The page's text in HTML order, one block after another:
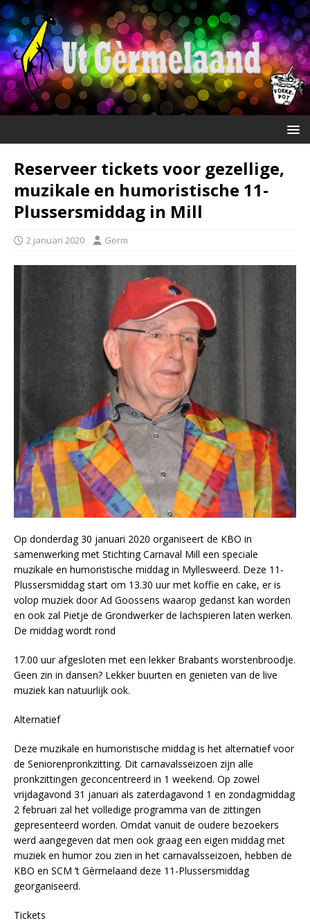
Reserveer tickets voor gezellige,
muzikale en humoristische 11-
Plussersmiddag in Mill
2 januari 2020 Germ
Op donderdag 30 januari 2020 organiseert de KBO in
samenwerking met Stichting Carnaval Mill een speciale
muzikale en humoristische middag in Myllesweerd. Deze 11-
Plussersmiddag start om 13.30 uur met koffie en cake, er is
volop muziek door Ad Goossens waarop gedanst kan worden
en ook zal Pietje de Grondwerker de lachspieren laten werken.
De middag wordt rond
17.00 uur afgesloten met een lekker Brabants worstenbroodje.
Geen zin in dansen? Lekker buurten en genieten van de live
muziek kan natuurlijk ook.
Alternatief
Deze muzikale en humoristische middag is het alternatief voor
de Seniorenpronkzitting. Dit carnavalsseizoen zijn alle
pronkzittingen geconcentreerd in 1 weekend. Op zowel
vrijdagavond 31 januari als zaterdagavond 1 en zondagmiddag
2 februari zal het volledige programma van de zittingen
gepresenteerd worden. Omdat vanuit de oudere bezoekers
werd aangegeven dat men ook graag een eigen middag met
muziek en humor zou zien in het carnavalsseizoen, hebben de
KBO en SCM ’t Gèrmelaand deze 11-Plussersmiddag
georganiseerd.
Tickets